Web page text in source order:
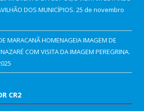
DOS MUNICÍPIOS. 25 de novembro
MARACANÃ HOMENAGEIA IMAGEM DE
COM VISITA DA IMAGEM PEREGRINA.
CR2